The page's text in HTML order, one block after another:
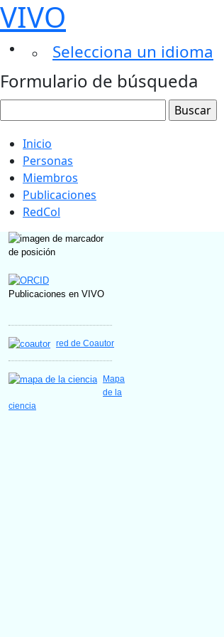
VIVO
Selecciona un idioma
Formulario de búsqueda
Inicio
Personas
Miembros
Publicaciones
RedCol
Publicaciones en VIVO
red de Coautor
Mapa
de la
ciencia